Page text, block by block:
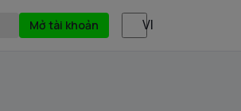
Mở tài khoản